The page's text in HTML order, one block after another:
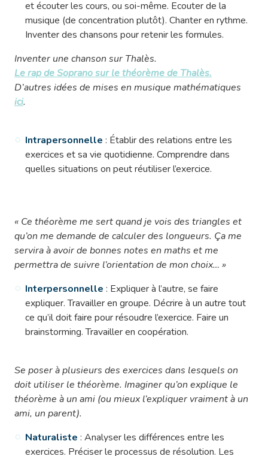
et écouter les cours, ou soi-même. Ecouter de la
musique (de concentration plutôt). Chanter en rythme.
Inventer des chansons pour retenir les formules.
Inventer une chanson sur Thalès.
Le rap de Soprano sur le théorème de Thalès.
D’autres idées de mises en musique mathématiques
ici.
Intrapersonnelle: Établir des relations entre les
exercices et sa vie quotidienne. Comprendre dans
quelles situations on peut réutiliser l’exercice.
« Ce théorème me sert quand je vois des triangles et
qu’on me demande de calculer des longueurs. Ça me
servira à avoir de bonnes notes en maths et me
permettra de suivre l’orientation de mon choix… »
Interpersonnelle: Expliquer à l’autre, se faire
expliquer. Travailler en groupe. Décrire à un autre tout
ce qu’il doit faire pour résoudre l’exercice. Faire un
brainstorming. Travailler en coopération.
Se poser à plusieurs des exercices dans lesquels on
doit utiliser le théorème. Imaginer qu’on explique le
théorème à un ami (ou mieux l’expliquer vraiment à un
ami, un parent).
Naturaliste: Analyser les différences entre les
exercices. Préciser le processus de résolution. Les